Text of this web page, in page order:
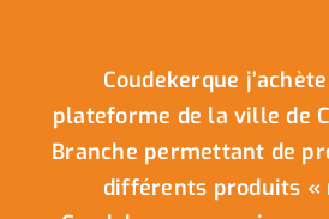
Coudekerque
plateforme de la ville de
Branche permettant de
différents produits «